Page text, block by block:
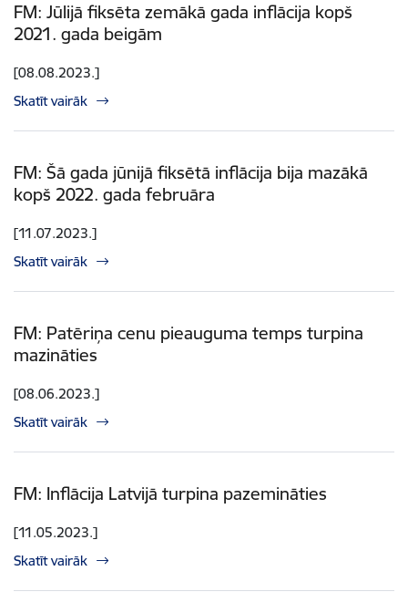
FM: Jūlijā fiksēta zemākā gada inflācija kopš
2021. gada beigām
[08.08.2023.]
Skatīt vairāk
FM: Šā gada jūnijā fiksētā inflācija bija mazākā
kopš 2022. gada februāra
[11.07.2023.]
Skatīt vairāk
FM: Patēriņa cenu pieauguma temps turpina
mazināties
[08.06.2023.]
Skatīt vairāk
FM: Inflācija Latvijā turpina pazemināties
[11.05.2023.]
Skatīt vairāk